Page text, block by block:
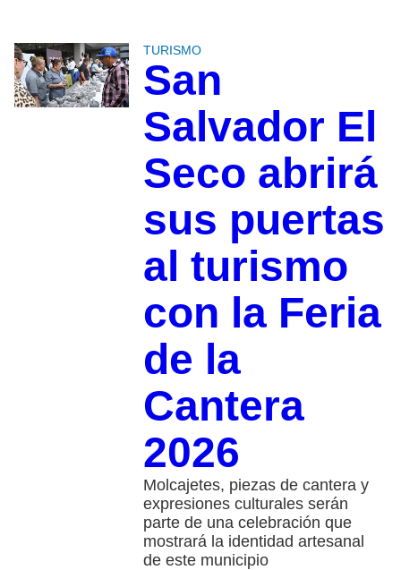
TURISMO
San
Salvador El
Seco abrirá
sus puertas
al turismo
con la Feria
de la
Cantera
2026
Molcajetes, piezas de cantera y
expresiones culturales serán
parte de una celebración que
mostrará la identidad artesanal
de este municipio